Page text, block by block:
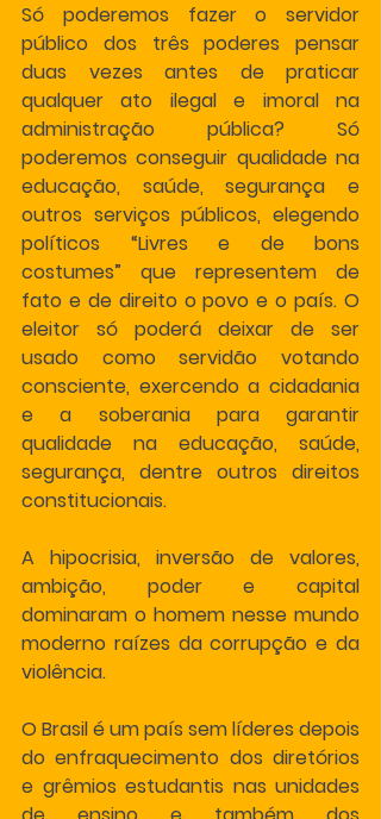
Só poderemos fazer o servidor
público dos três poderes pensar
duas vezes antes de praticar
qualquer ato ilegal e imoral na
administração pública? Só
poderemos conseguir qualidade na
educação, saúde, segurança e
outros serviços públicos, elegendo
políticos “Livres e de bons
costumes” que representem de
fato e de direito o povo e o país. O
eleitor só poderá deixar de ser
usado como servidão votando
consciente, exercendo a cidadania
e a soberania para garantir
qualidade na educação, saúde,
segurança, dentre outros direitos
constitucionais.
A hipocrisia, inversão de valores,
ambição, poder e capital
dominaram o homem nesse mundo
moderno raízes da corrupção e da
violência.
O Brasil é um país sem líderes depois
do enfraquecimento dos diretórios
e grêmios estudantis nas unidades